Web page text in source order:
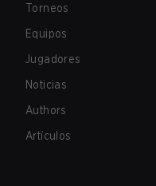
Torneos
Equipos
Jugadores
Noticias
Authors
Artículos